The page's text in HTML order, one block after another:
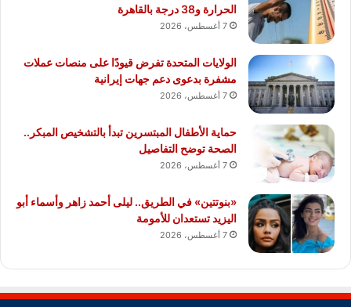
الحرارة و38 درجة بالقاهرة
7 أغسطس، 2026
الولايات المتحدة تفرض قيودًا على منصات عملات
مشفرة بدعوى دعم جهات إيرانية
7 أغسطس، 2026
حماية الأطفال المبتسرين تبدأ بالتشخيص المبكر..
الصحة توضح التفاصيل
7 أغسطس، 2026
«بنوتتين» في الطريق.. ليلى أحمد زاهر وأسماء أبو
اليزيد تستعدان للأمومة
7 أغسطس، 2026